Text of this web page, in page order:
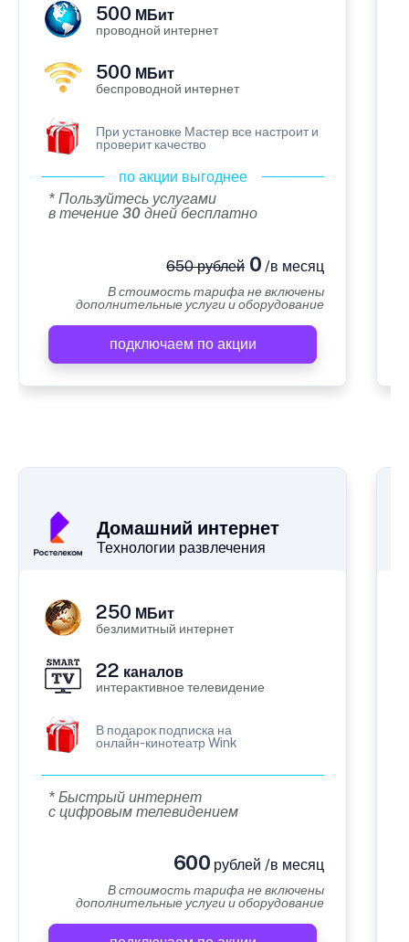
500 МБит
проводной интернет
500 МБит
беспроводной интернет
При установке Мастер все настроит и
проверит качество
по акции выгоднее
* Пользуйтесь услугами
в течение 30 дней бесплатно
650 рублей0 /в месяц
В стоимость тарифа не включены
дополнительные услуги и оборудование
подключаем по акции
Домашний интернет
Технологии развлечения
250 МБит
безлимитный интернет
22 каналов
интерактивное телевидение
В подарок подписка на
онлайн-кинотеатр Wink
* Быстрый интернет
с цифровым телевидением
600 рублей /в месяц
В стоимость тарифа не включены
дополнительные услуги и оборудование